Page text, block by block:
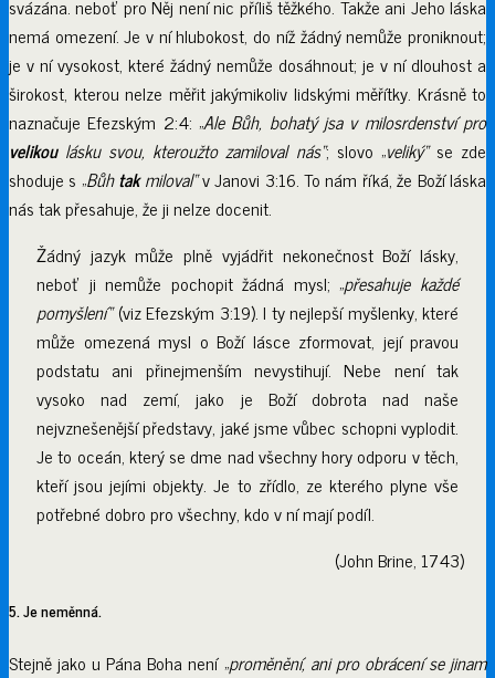
svázána. neboť pro Něj není nic příliš těžkého. Takže ani Jeho láska
nemá omezení. Je v ní hlubokost, do níž žádný nemůže proniknout;
je v ní vysokost, které žádný nemůže dosáhnout; je v ní dlouhost a
širokost, kterou nelze měřit jakýmikoliv lidskými měřítky. Krásně to
naznačuje Efezským 2:4: „Ale Bůh, bohatý jsa v milosrdenství pro
velikoulásku svou, kteroužto zamiloval nás“; slovo „veliký“se zde
shoduje s „Bůhtakmiloval“v Janovi 3:16. To nám říká, že Boží láska
nás tak přesahuje, že ji nelze docenit.
Žádný jazyk může plně vyjádřit nekonečnost Boží lásky,
neboť ji nemůže pochopit žádná mysl; „přesahuje každé
pomyšlení“(viz Efezským 3:19). I ty nejlepší myšlenky, které
může omezená mysl o Boží lásce zformovat, její pravou
podstatu ani přinejmenším nevystihují. Nebe není tak
vysoko nad zemí, jako je Boží dobrota nad naše
nejvznešenější představy, jaké jsme vůbec schopni vyplodit.
Je to oceán, který se dme nad všechny hory odporu v těch,
kteří jsou jejími objekty. Je to zřídlo, ze kterého plyne vše
potřebné dobro pro všechny, kdo v ní mají podíl.
(John Brine, 1743)
5. Je neměnná.
Stejně jako u Pána Boha není „proměnění, ani pro obrácení se jinam